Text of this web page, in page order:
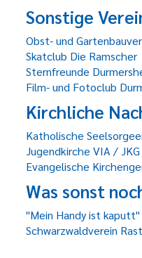
Sonstige
Obst- und
Skatclub Die Ramscher
Sternfreunde
Film- und Fotoclub
Kirchliche
Katholische
Jugendkirche VIA / JKG
Evangelische
Was sonst
"Mein Handy ist
Schwarzwaldverein